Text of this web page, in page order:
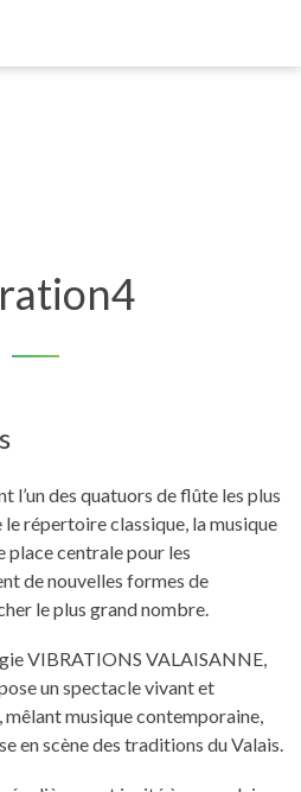
des quatuors de flûte les plus
le répertoire classique, la musique
place centrale pour les
de nouvelles formes de
le plus grand nombre.
VIBRATIONS VALAISANNE,
un spectacle vivant et
musique contemporaine,
en scène des traditions du Valais.